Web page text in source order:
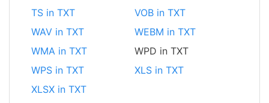
TS in TXT
VOB in TXT
WAV in TXT
WEBM in TXT
WMA in TXT
WPD in TXT
WPS in TXT
XLS in TXT
XLSX in TXT